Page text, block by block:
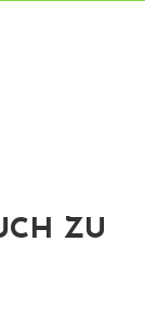
ZU